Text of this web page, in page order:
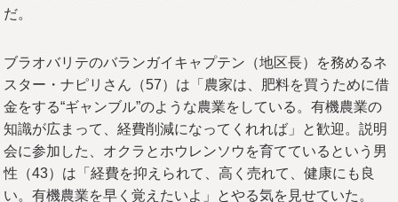
だ。
ブラオバリテのバランガイキャプテン（地区長）を務めるネ
スター・ナピリさん（57）は「農家は、肥料を買うために借
金をする“ギャンブル”のような農業をしている。有機農業の
知識が広まって、経費削減になってくれれば」と歓迎。説明
会に参加した、オクラとホウレンソウを育てているという男
性（43）は「経費を抑えられて、高く売れて、健康にも良
い。有機農業を早く覚えたいよ」とやる気を見せていた。